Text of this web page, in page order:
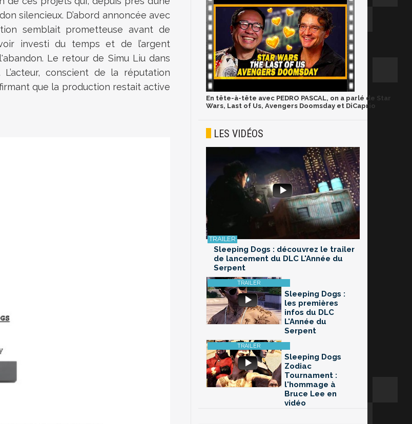
silencieux. D’abord annoncée avec
semblait prometteuse avant de
investi du temps et de l’argent
Le retour de Simu Liu dans
conscient de la réputation
que la production restait active
En tête-à-tête avec PEDRO PASCAL, on a parlé de Star
Wars, Last of Us, Avengers Doomsday et DiCaprio
LES VIDÉOS
Sleeping Dogs : découvrez le trailer
de lancement du DLC L'Année du
Serpent
Sleeping Dogs :
les premières
infos du DLC
L'Année du
Serpent
Sleeping Dogs
Zodiac
Tournament :
l'hommage à
Bruce Lee en
vidéo